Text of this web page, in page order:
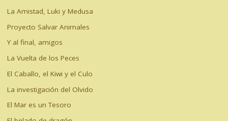
La Amistad, Luki y Medusa
Proyecto Salvar Animales
Y al final, amigos
La Vuelta de los Peces
El Caballo, el Kiwi y el Culo
La investigación del Olvido
El Mar es un Tesoro